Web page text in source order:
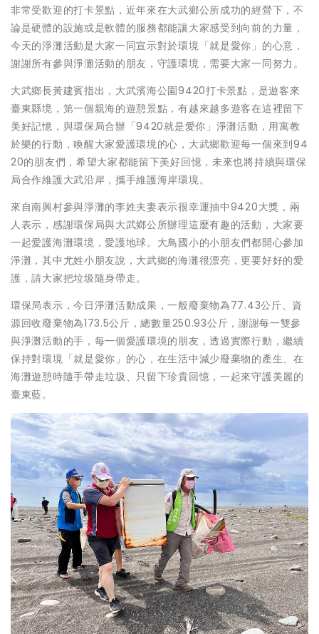
非常受歡迎的打卡景點，近年來在大武鄉公所成功的經營下，不
論是硬體的設施或是軟體的服務都能讓大家感受到向前的力量，
今天的淨灘活動是大家一同宣示對於環境「就是愛你」的心意，
謝謝所有參與淨灘活動的朋友，守護環境，需要大家一同努力。
大武鄉長黃建賓指出，大武濱海公園9420打卡景點，是遊客來
臺東縣境，第一個親海的遊憩景點，有越來越多遊客在這裡留下
美好記憶，與環保局合辦「9420就是愛你」淨灘活動，用寓教
於樂的行動，喚醒大家愛護環境的心，大武鄉歡迎每一個來到94
20的朋友們，希望大家都能留下美好回憶，未來也將持續與環保
局合作維護大武沿岸，攜手維護海岸環境。
來自南興村參與淨灘的李姓夫妻表示很幸運抽中9420大獎，兩
人表示，感謝環保局與大武鄉公所辦理這麼有趣的活動，大家要
一起愛護海灘環境，愛護地球。大鳥國小的小朋友們都開心參加
淨灘，其中尤姓小朋友說，大武鄉的海灘很漂亮，更要好好的愛
護，請大家把垃圾隨身帶走。
環保局表示，今日淨灘活動成果，一般廢棄物為77.43公斤、資
源回收廢棄物為173.5公斤，總數量250.93公斤，謝謝每一雙參
與淨灘活動的手，每一個愛護環境的朋友，透過實際行動，繼續
保持對環境「就是愛你」的心，在生活中減少廢棄物的產生、在
海灘遊憩時隨手帶走垃圾、只留下珍貴回憶，一起來守護美麗的
臺東藍。